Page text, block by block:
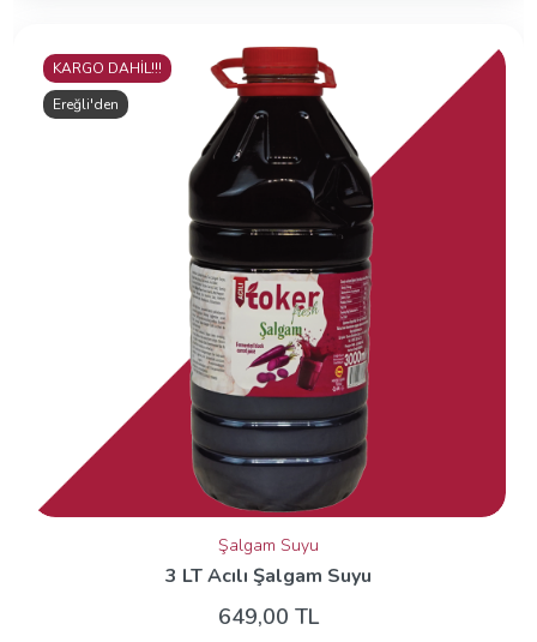
KARGO DAHİL!!!
Ereğli'den
Şalgam Suyu
3 LT Acılı Şalgam Suyu
649,00 TL